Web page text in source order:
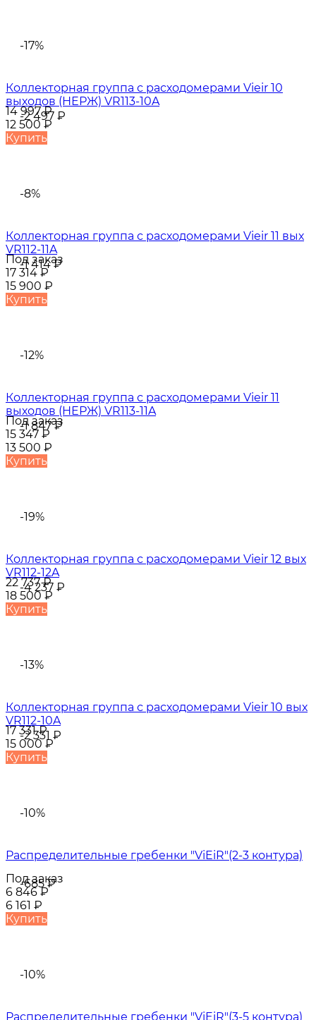
-17%
-2 497 ₽
Коллекторная группа с расходомерами Vieir 10
выходов (НЕРЖ) VR113-10A
14 997₽
12 500₽
Купить
-8%
-1 414₽
Коллекторная группа с расходомерами Vieir 11 вых
VR112-11A
Под заказ
17 314 ₽
15 900 ₽
Купить
-12%
-1 847₽
Коллекторная группа с расходомерами Vieir 11
выходов (НЕРЖ) VR113-11A
Под заказ
15 347 ₽
13 500 ₽
Купить
-19%
-4 237 ₽
Коллекторная группа с расходомерами Vieir 12 вых
VR112-12A
22 737₽
18 500₽
Купить
-13%
-2 331 ₽
Коллекторная группа с расходомерами Vieir 10 вых
VR112-10A
17 331₽
15 000₽
Купить
-10%
-685₽
Распределительные гребенки "ViEiR"(2-3 контура)
Под заказ
6 846₽
6 161 ₽
Купить
-10%
Распределительные гребенки "ViEiR"(3-5 контура)